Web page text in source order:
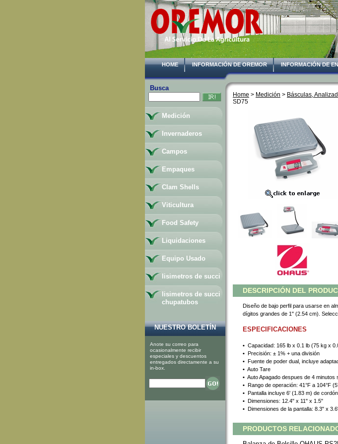
HOME INFORMACIÓN DE OREMOR INFORMACIÓN DE
Home > Medición > Básculas,
SD75
DESCRIPCIÓN DEL
Diseño de bajo perfil para usarse en
dígitos grandes de 1" (2.54 cm).
ESPECIFICACIONES
• Capacidad: 165 lb x 0.1 lb (75 kg x
• Precisión: ± 1% + una división
• Fuente de poder dual, incluye
• Auto Tare
• Auto Apagado despues de 4 minutos
• Rango de operación: 41°F a 104°F
• Pantalla incluye 6' (1.83 m) de
• Dimensiones: 12.4" x 11" x 1.5"
• Dimensiones de la pantalla: 8.3" x
PRODUCTOS
Busca
Medición
Invernaderos
Campos
Empaques
Clam Shells
Viticultura
Food Safety
Liquidaciones
Equipo Usado
lisimetros de succi
lisimetros de succi
chupatubos
NUESTRO BOLETÍN
Anote su correo para
ocasionalmente recibir
especiales y descuentos
entregados directamente a su
in-box.